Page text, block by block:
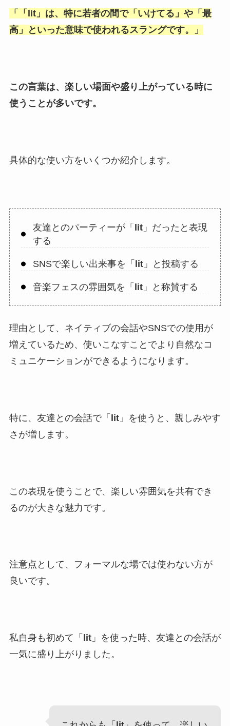
「 「lit」は、特に若者の間で「 いけてる 」や「 最
高」といった意味で使われるスラングです。」
この言葉は、楽しい場面や盛り上がっている時に
使うことが多いです。
具体的な使い方をいくつか紹介します。
友達とのパーティーが「 lit」だったと表現
する
SNSで楽しい出来事を「 lit」と投稿する
音楽フェスの雰囲気を「 lit」と称賛する
理由として、ネイティブの会話やSNSでの使用が
増えているため、使いこなすことでより自然なコ
ミュニケーションができるようになります。
特に、友達との会話で「 lit」を使うと、親しみやす
さが増します。
この表現を使うことで、楽しい雰囲気を共有でき
るのが大きな魅力です。
注意点として、フォーマルな場では使わない方が
良いです。
私自身も初めて「 lit」を使った時、友達との会話が
一気に盛り上がりました。